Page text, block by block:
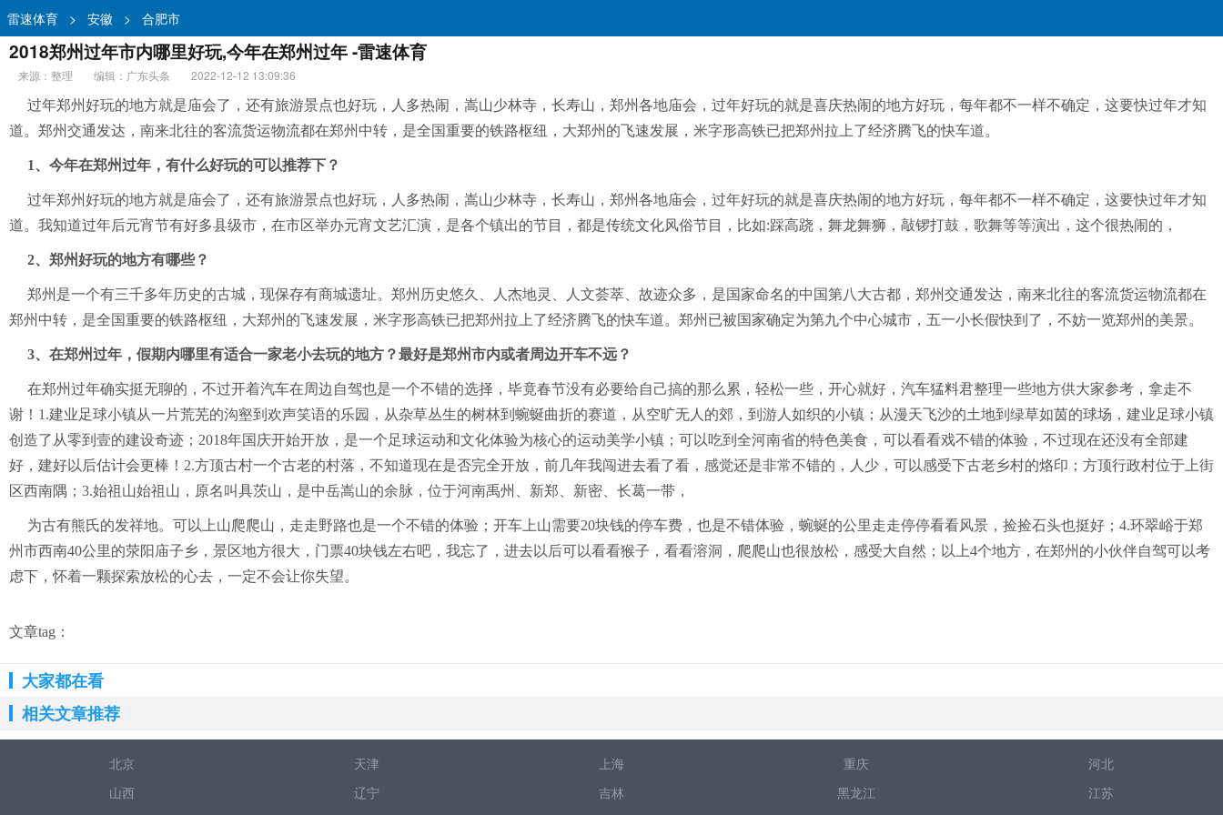
雷速体育 > 安徽 > 合肥市
2018郑州过年市内哪里好玩,今年在郑州过年 -雷速体育
来源：整理 编辑：广东头条
2022-12-12 13:09:36
过年郑州好玩的地方就是庙会了，还有旅游景点也好玩，人多热闹，嵩山少林寺，长寿山，郑州各地庙会，过年好玩的就是喜庆热闹的地方好玩，每年都不一样不确定，这要快过年才知
道。郑州交通发达，南来北往的客流货运物流都在郑州中转，是全国重要的铁路枢纽，大郑州的飞速发展，米字形高铁已把郑州拉上了经济腾飞的快车道。
1、今年在郑州过年，有什么好玩的可以推荐下？
过年郑州好玩的地方就是庙会了，还有旅游景点也好玩，人多热闹，嵩山少林寺，长寿山，郑州各地庙会，过年好玩的就是喜庆热闹的地方好玩，每年都不一样不确定，这要快过年才知
道。我知道过年后元宵节有好多县级市，在市区举办元宵文艺汇演，是各个镇出的节目，都是传统文化风俗节目，比如:踩高跷，舞龙舞狮，敲锣打鼓，歌舞等等演出，这个很热闹的，
2、郑州好玩的地方有哪些？
郑州是一个有三千多年历史的古城，现保存有商城遗址。郑州历史悠久、人杰地灵、人文荟萃、故迹众多，是国家命名的中国第八大古都，郑州交通发达，南来北往的客流货运物流都在
郑州中转，是全国重要的铁路枢纽，大郑州的飞速发展，米字形高铁已把郑州拉上了经济腾飞的快车道。郑州已被国家确定为第九个中心城市，五一小长假快到了，不妨一览郑州的美景。
3、在郑州过年，假期内哪里有适合一家老小去玩的地方？最好是郑州市内或者周边开车不远？
在郑州过年确实挺无聊的，不过开着汽车在周边自驾也是一个不错的选择，毕竟春节没有必要给自己搞的那么累，轻松一些，开心就好，汽车猛料君整理一些地方供大家参考，拿走不
谢！1.建业足球小镇从一片荒芜的沟壑到欢声笑语的乐园，从杂草丛生的树林到蜿蜒曲折的赛道，从空旷无人的郊，到游人如织的小镇；从漫天飞沙的土地到绿草如茵的球场，建业足球小镇
创造了从零到壹的建设奇迹；2018年国庆开始开放，是一个足球运动和文化体验为核心的运动美学小镇；可以吃到全河南省的特色美食，可以看看戏不错的体验，不过现在还没有全部建
好，建好以后估计会更棒！2.方顶古村一个古老的村落，不知道现在是否完全开放，前几年我闯进去看了看，感觉还是非常不错的，人少，可以感受下古老乡村的烙印；方顶行政村位于上街
区西南隅；3.始祖山始祖山，原名叫具茨山，是中岳嵩山的余脉，位于河南禹州、新郑、新密、长葛一带，
为古有熊氏的发祥地。可以上山爬爬山，走走野路也是一个不错的体验；开车上山需要20块钱的停车费，也是不错体验，蜿蜒的公里走走停停看看风景，捡捡石头也挺好；4.环翠峪于郑
州市西南40公里的荥阳庙子乡，景区地方很大，门票40块钱左右吧，我忘了，进去以后可以看看猴子，看看溶洞，爬爬山也很放松，感受大自然；以上4个地方，在郑州的小伙伴自驾可以考
虑下，怀着一颗探索放松的心去，一定不会让你失望。
文章tag：
大家都在看
相关文章推荐
北京 天津 上海 重庆
河北
山西
辽宁 吉林 黑龙江
江苏